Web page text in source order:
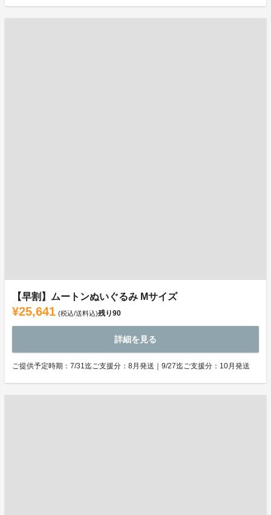
【早割】ムートンぬいぐるみ Mサイズ
¥25,641 (税込/送料込)残り90
詳細を見る
ご提供予定時期：7/31迄ご支援分：8月発送｜9/27迄ご支援分：10月発送